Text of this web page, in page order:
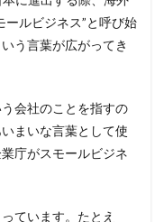
ールビジネス”と呼び始
う言葉が広がってき
会社のことを指すの
まいな言葉として使
庁がスモールビジネ
ています。たとえ